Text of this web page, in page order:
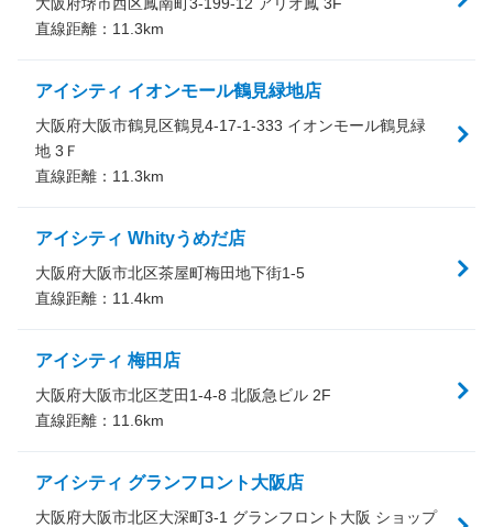
直線距離： 11.3km
アイシティ イオンモール鶴見緑地店
大阪府大阪市鶴見区鶴見4-17-1-333 イオンモール鶴見緑
地 3Ｆ
直線距離： 11.3km
アイシティ Whityうめだ店
大阪府大阪市北区茶屋町梅田地下街1-5
直線距離： 11.4km
アイシティ 梅田店
大阪府大阪市北区芝田1-4-8 北阪急ビル 2F
直線距離： 11.6km
アイシティ グランフロント大阪店
大阪府大阪市北区大深町3-1 グランフロント大阪 ショップ